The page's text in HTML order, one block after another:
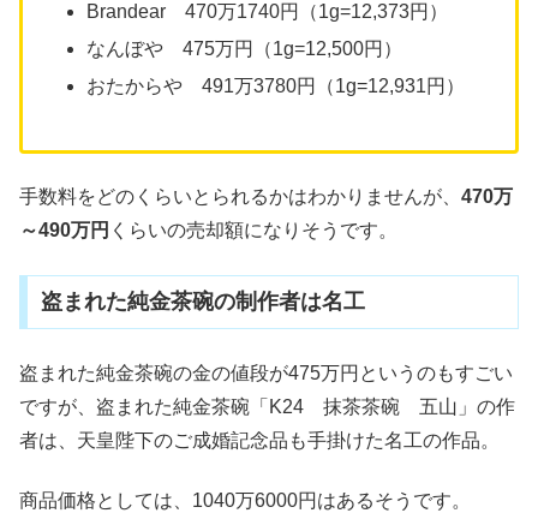
Brandear 470万1740円（1g=12,373円 ）
なんぼや 475万円（1g=12,500円）
おたからや 491万3780円（1g=12,931円）
手数料をどのくらいとられるかはわかりませんが、 470万
～490万円 くらいの売却額になりそうです。
盗まれた純金茶碗の制作者は名工
盗まれた純金茶碗の金の値段が475万円というのもすごい
ですが、 盗まれた純金茶碗「K24 抹茶茶碗 五山」の作
者は、天皇陛下のご成婚記念品も手掛けた名工の作品。
商品価格としては、1040万6000円はあるそうです。